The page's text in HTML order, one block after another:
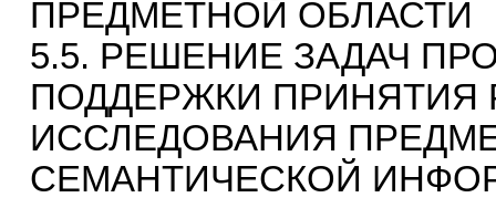
ПРЕДМЕТНОЙ ОБЛАСТИ
5.5. РЕШЕНИЕ ЗАДАЧ
ПОДДЕРЖКИ ПРИНЯТИЯ
ИССЛЕДОВАНИЯ
СЕМАНТИЧЕСКОЙ